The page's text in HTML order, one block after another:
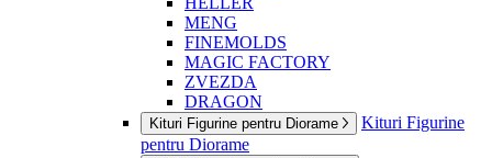
MENG
FINEMOLDS
MAGIC FACTORY
ZVEZDA
DRAGON
Kituri Figurine pentru Diorame
Kituri Figurine
pentru Diorame